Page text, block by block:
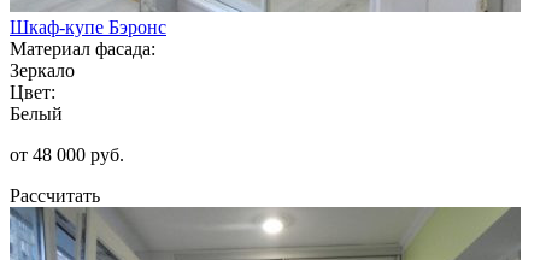
Шкаф-купе Бэронс
Материал фасада:
Зеркало
Цвет:
Белый
от 48 000 руб.
Рассчитать